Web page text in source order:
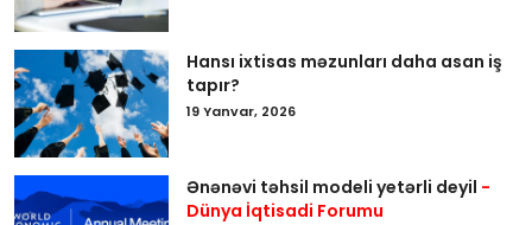
Hansı ixtisas məzunları daha asan iş
tapır?
19 Yanvar, 2026
Ənənəvi təhsil modeli yetərli deyil -
Dünya İqtisadi Forumu